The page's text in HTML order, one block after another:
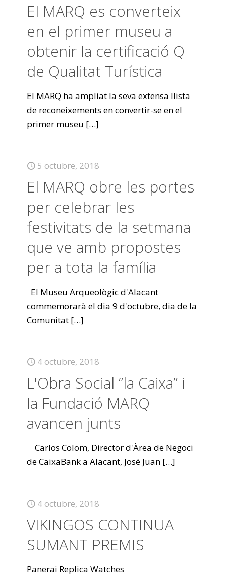
El MARQ es converteix
en el primer museu a
obtenir la certificació Q
de Qualitat Turística
El MARQ ha ampliat la seva extensa llista
de reconeixements en convertir-se en el
primer museu […]
5 octubre, 2018
El MARQ obre les portes
per celebrar les
festivitats de la setmana
que ve amb propostes
per a tota la família
El Museu Arqueològic d'Alacant
commemorarà el dia 9 d'octubre, dia de la
Comunitat […]
4 octubre, 2018
L'Obra Social ”la Caixa” i
la Fundació MARQ
avancen junts
Carlos Colom, Director d'Àrea de Negoci
de CaixaBank a Alacant, José Juan […]
4 octubre, 2018
VIKINGOS CONTINUA
SUMANT PREMIS
Panerai Replica Watches